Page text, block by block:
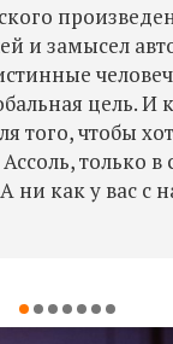
и замысел
цель.
того, чтобы
только в
ни как у вас